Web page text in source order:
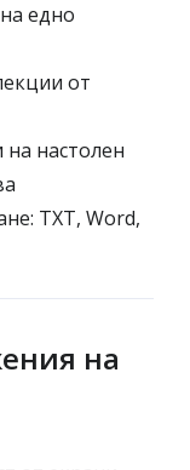
едно
от
настолен
TXT, Word,
на